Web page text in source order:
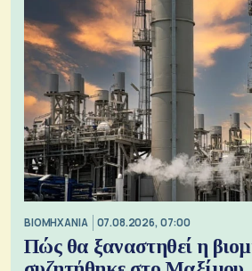
ΒΙΟΜΗΧΑΝΙΑ 07.08.2026, 07:00
Πώς θα ξαναστηθεί η